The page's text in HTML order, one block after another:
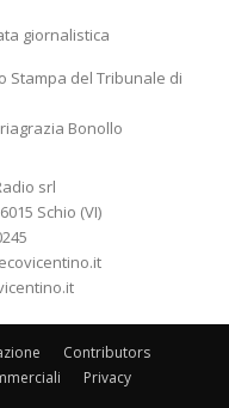
giornalistica
Stampa del Tribunale di
Bonollo
srl
Schio (VI)
Contributors
Privacy